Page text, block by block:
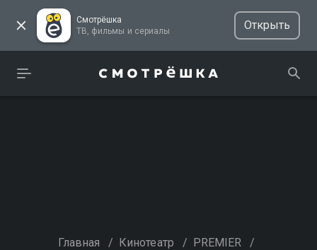
Смотрёшка
ТВ, фильмы и сериалы
Открыть
Главная / Кинотеатр / PREMIER /